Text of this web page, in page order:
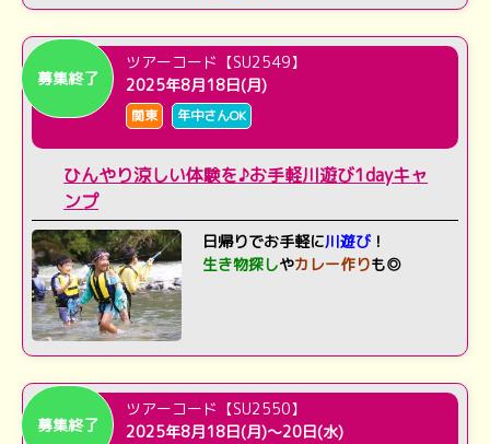
募集終了
ツアーコード【SU2549】
2025年8月18日(月)
関東 年中さんOK
ひんやり涼しい体験を♪お手軽川遊び1dayキャ
ンプ
日帰りでお手軽に川遊び ！
生き物探しやカレー作りも◎
募集終了
ツアーコード【SU2550】
2025年8月18日(月)～20日(水)